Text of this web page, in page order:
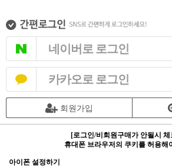
네이버로 로그인
카카오로 로그인
회원가입
[로그인/비회원구매가 안될시 체
휴대폰 브라우저의 쿠키를 허용해
아이폰 설정하기